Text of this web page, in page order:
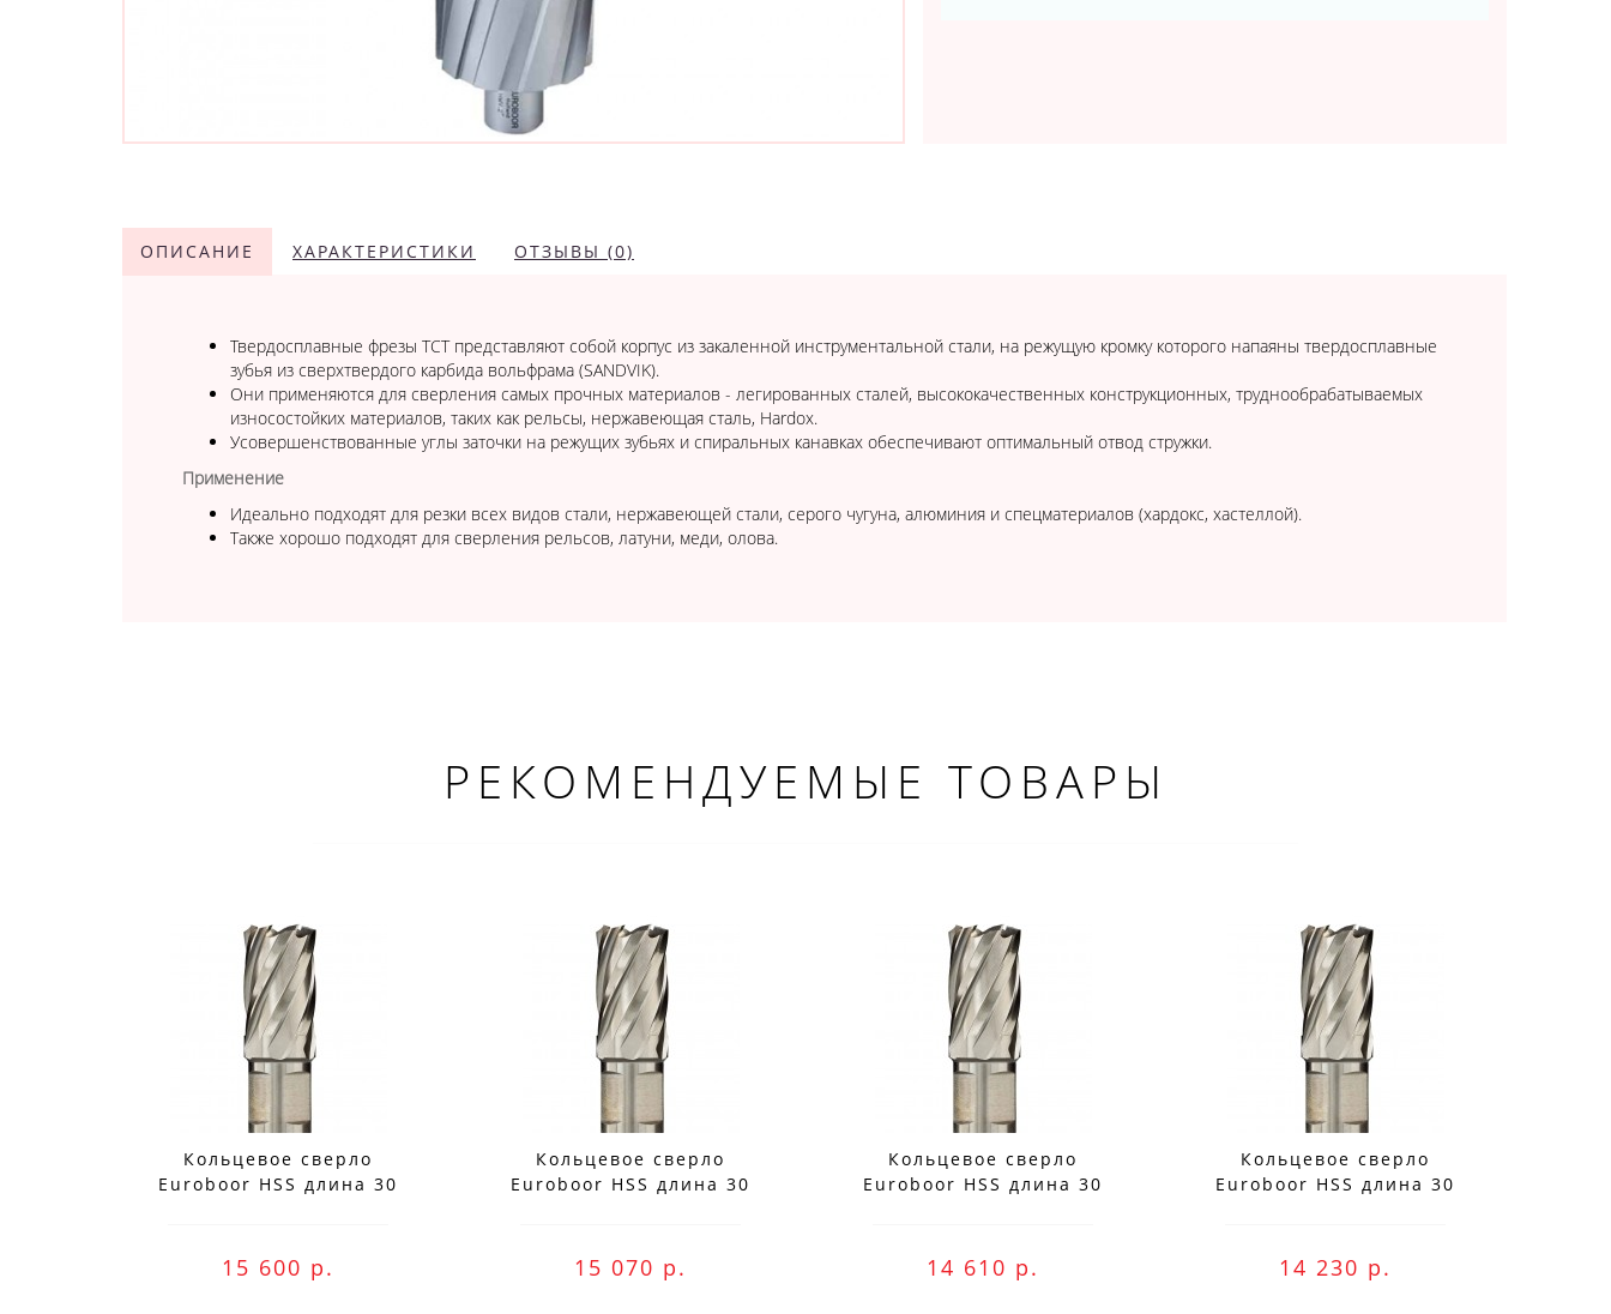
ОПИСАНИЕ ХАРАКТЕРИСТИКИ ОТЗЫВЫ (0)
Твердосплавные фрезы TCT представляют собой корпус из закаленной инструментальной стали, на режущую кромку которого напаяны твердосплавные
зубья из сверхтвердого карбида вольфрама (SANDVIK).
Они применяются для сверления самых прочных материалов - легированных сталей, высококачественных конструкционных, труднообрабатываемых
износостойких материалов, таких как рельсы, нержавеющая сталь, Hardox.
Усовершенствованные углы заточки на режущих зубьях и спиральных канавках обеспечивают оптимальный отвод стружки.
Применение
Идеально подходят для резки всех видов стали, нержавеющей стали, серого чугуна, алюминия и спецматериалов (хардокс, хастеллой).
Также хорошо подходят для сверления рельсов, латуни, меди, олова.
РЕКОМЕНДУЕМЫЕ ТОВАРЫ
Кольцевое сверло
Euroboor HSS длина 30
15 600 р.
Кольцевое сверло
Euroboor HSS длина 30
15 070 р.
Кольцевое сверло
Euroboor HSS длина 30
14 610 р.
Кольцевое сверло
Euroboor HSS длина 30
14 230 р.